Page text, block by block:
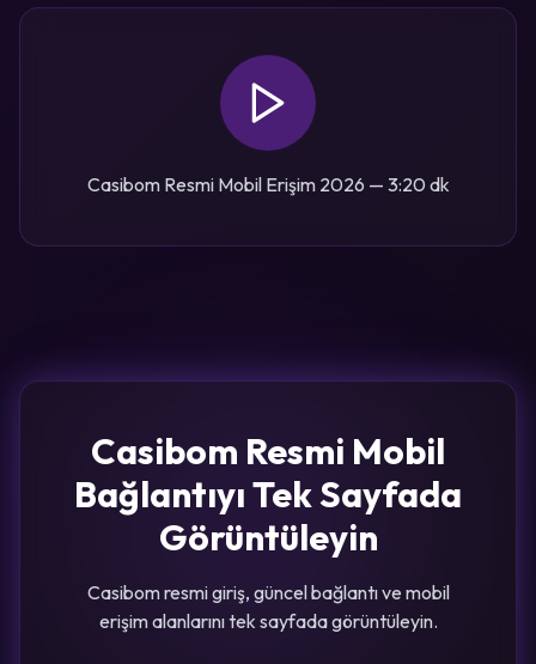
Casibom Resmi Mobil Erişim 2026 — 3:20 dk
Casibom Resmi Mobil
Bağlantıyı Tek Sayfada
Görüntüleyin
Casibom resmi giriş, güncel bağlantı ve mobil
erişim alanlarını tek sayfada görüntüleyin.